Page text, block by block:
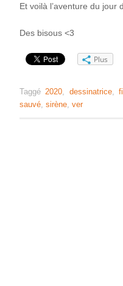
Et voilà l’aventure du jour
Des bisous <3
Plus
Taggé 2020 dessinatrice,
sauvé sirène ver